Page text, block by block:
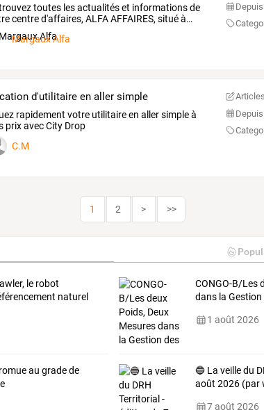
toutes lesactualitéset informationsde
centred'affaires,ALFAAFFAIRES,situéà…
Margaux Alfa
d'utilitaire en aller simple
rapidement votre utilitaire en aller simple à
prix avec City Drop
C.M
1 2 > >>
le robot
naturel
CONGO-B/Les
dans la Gestion
1 août 2026
au grade de
🔵 La veille du
août 2026 (par
7 août 2026